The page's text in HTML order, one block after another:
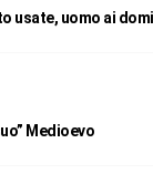
usate, uomo ai
Medioevo